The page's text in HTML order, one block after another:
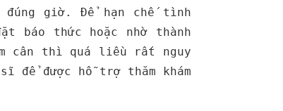
đúng giờ. Để hạn chế tình
báo thức hoặc nhờ thành
cân thì quá liều rất nguy
để được hỗ trợ thăm khám